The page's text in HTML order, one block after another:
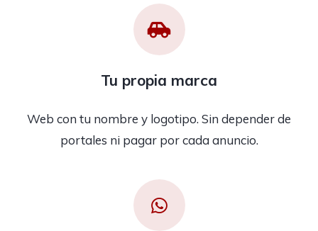
Tu propia marca
Web con tu nombre y logotipo. Sin depender de
portales ni pagar por cada anuncio.